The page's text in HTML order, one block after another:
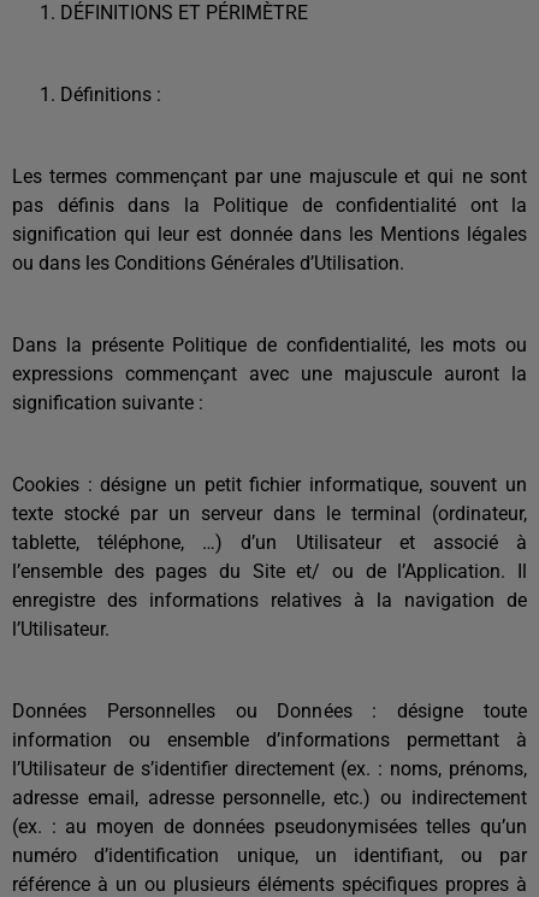
DÉFINITIONS ET PÉRIMÈTRE
Définitions :
Les termes commençant par une majuscule et qui ne sont
pas définis dans la Politique de confidentialité ont la
signification qui leur est donnée dans les Mentions légales
ou dans les Conditions Générales d’Utilisation.
Dans la présente Politique de confidentialité, les mots ou
expressions commençant avec une majuscule auront la
signification suivante :
Cookies : désigne un petit fichier informatique, souvent un
texte stocké par un serveur dans le terminal (ordinateur,
tablette, téléphone, …) d’un Utilisateur et associé à
l’ensemble des pages du Site et/ ou de l’Application. Il
enregistre des informations relatives à la navigation de
l’Utilisateur.
Données Personnelles ou Données : désigne toute
information ou ensemble d’informations permettant à
l’Utilisateur de s’identifier directement (ex. : noms, prénoms,
adresse email, adresse personnelle, etc.) ou indirectement
(ex. : au moyen de données pseudonymisées telles qu’un
numéro d’identification unique, un identifiant, ou par
référence à un ou plusieurs éléments spécifiques propres à